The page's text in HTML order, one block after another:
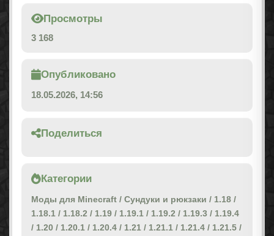
Просмотры
3 168
Опубликовано
18.05.2026, 14:56
Поделиться
Категории
Моды для Minecraft / Сундуки и рюкзаки / 1.18 /
1.18.1 / 1.18.2 / 1.19 / 1.19.1 / 1.19.2 / 1.19.3 / 1.19.4
/ 1.20 / 1.20.1 / 1.20.4 / 1.21 / 1.21.1 / 1.21.4 / 1.21.5 /